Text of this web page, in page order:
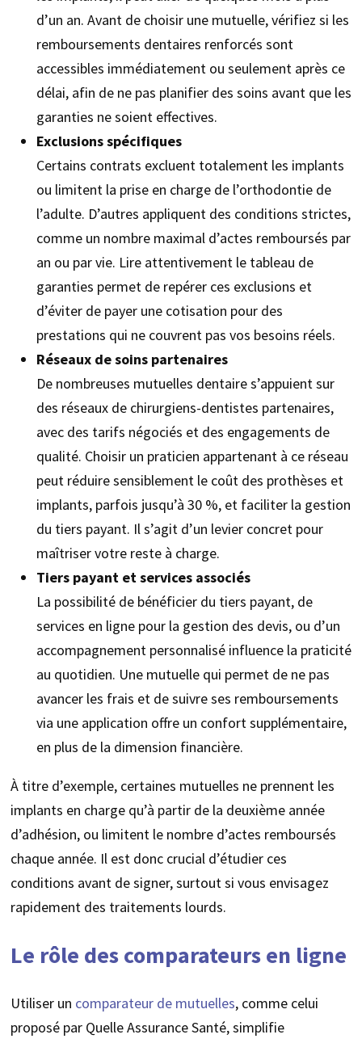
d’un an. Avant de choisir une mutuelle, vérifiez si les
remboursements dentaires renforcés sont
accessibles immédiatement ou seulement après ce
délai, afin de ne pas planifier des soins avant que les
garanties ne soient effectives.
Exclusions spécifiques
Certains contrats excluent totalement les implants
ou limitent la prise en charge de l’orthodontie de
l’adulte. D’autres appliquent des conditions strictes,
comme un nombre maximal d’actes remboursés par
an ou par vie. Lire attentivement le tableau de
garanties permet de repérer ces exclusions et
d’éviter de payer une cotisation pour des
prestations qui ne couvrent pas vos besoins réels.
Réseaux de soins partenaires
De nombreuses mutuelles dentaire s’appuient sur
des réseaux de chirurgiens-dentistes partenaires,
avec des tarifs négociés et des engagements de
qualité. Choisir un praticien appartenant à ce réseau
peut réduire sensiblement le coût des prothèses et
implants, parfois jusqu’à 30 %, et faciliter la gestion
du tiers payant. Il s’agit d’un levier concret pour
maîtriser votre reste à charge.
Tiers payant et services associés
La possibilité de bénéficier du tiers payant, de
services en ligne pour la gestion des devis, ou d’un
accompagnement personnalisé influence la praticité
au quotidien. Une mutuelle qui permet de ne pas
avancer les frais et de suivre ses remboursements
via une application offre un confort supplémentaire,
en plus de la dimension financière.
À titre d’exemple, certaines mutuelles ne prennent les
implants en charge qu’à partir de la deuxième année
d’adhésion, ou limitent le nombre d’actes remboursés
chaque année. Il est donc crucial d’étudier ces
conditions avant de signer, surtout si vous envisagez
rapidement des traitements lourds.
Le rôle des comparateurs en ligne
Utiliser un comparateur de mutuelles, comme celui
proposé par Quelle Assurance Santé, simplifie